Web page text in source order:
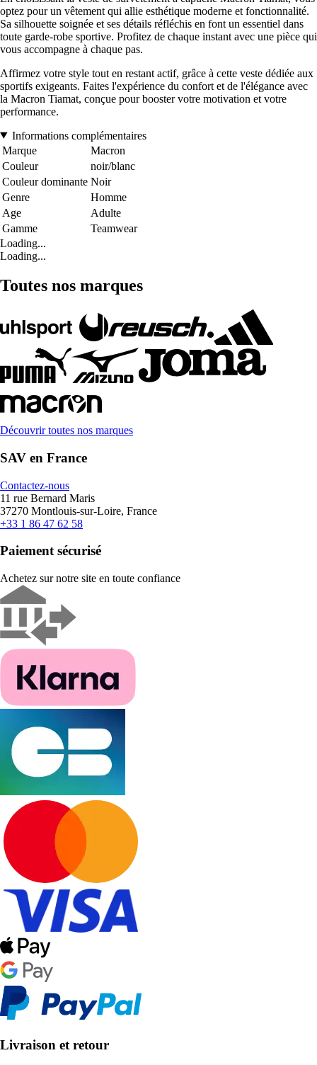
optez pour un vêtement qui allie esthétique moderne et fonctionnalité.
Sa silhouette soignée et ses détails réfléchis en font un essentiel dans
toute garde-robe sportive. Profitez de chaque instant avec une pièce qui
vous accompagne à chaque pas.
Affirmez votre style tout en restant actif, grâce à cette veste dédiée aux
sportifs exigeants. Faites l'expérience du confort et de l'élégance avec
la Macron Tiamat, conçue pour booster votre motivation et votre
performance.
Informations complémentaires
Marque
Macron
Couleur
noir/blanc
Couleur dominante Noir
Genre
Homme
Age
Adulte
Gamme
Teamwear
Loading...
Loading...
Toutes nos marques
Découvrir toutes nos marques
SAV en France
Contactez-nous
11 rue Bernard Maris
37270 Montlouis-sur-Loire, France
+33 1 86 47 62 58
Paiement sécurisé
Achetez sur notre site en toute confiance
Livraison et retour